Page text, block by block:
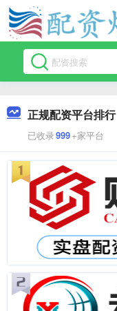
正规配资平台排行
已收录999+家平台